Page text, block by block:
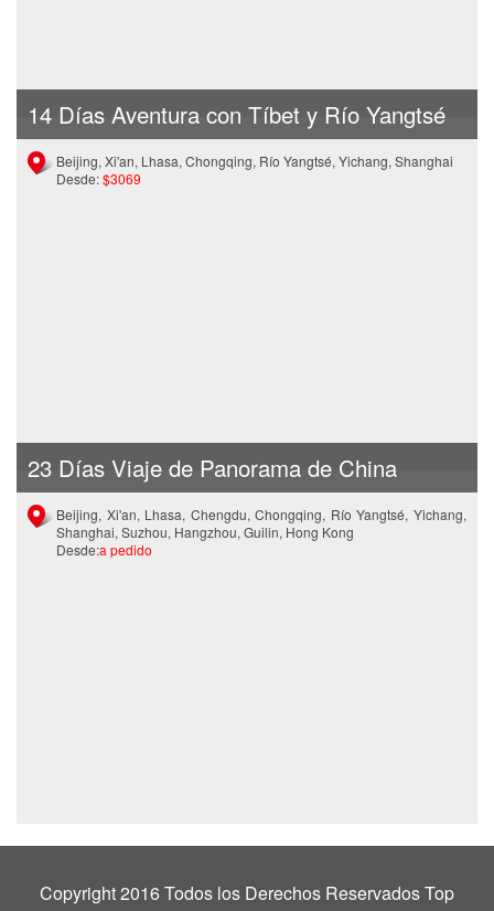
14 Días Aventura con Tíbet y Río Yangtsé
Beijing, Xi'an, Lhasa, Chongqing, Río Yangtsé, Yichang, Shanghai
Desde:$3069
23 Días Viaje de Panorama de China
Beijing, Xi'an, Lhasa, Chengdu, Chongqing, Río Yangtsé, Yichang,
Shanghai, Suzhou, Hangzhou, Guilin, Hong Kong
Desde:a pedido
Copyright 2016 Todos los Derechos Reservados Top